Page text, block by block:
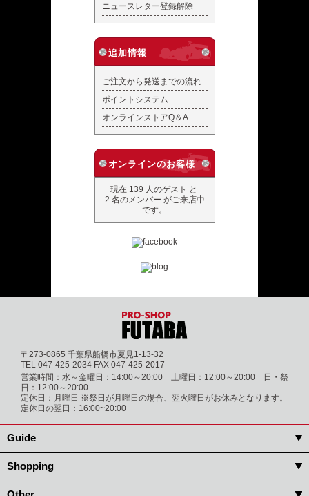
ニュースレター登録解除
追加情報
ご注文から発送までの流れ
ポイントシステム
オンラインストアQ＆A
オンラインのお客様
現在 139 人のゲスト と
2 名のメンバー がご来店中
です。
〒273-0865 千葉県船橋市夏見1-13-32
TEL 047-425-2034 FAX 047-425-2017
営業時間：水～金曜日：14:00～20:00 土曜日：12:00～20:00 日・祭
日：12:00～20:00
定休日：月曜日 ※祭日が月曜日の場合、翌火曜日がお休みとなります。
定休日の翌日：16:00~20:00
Guide
Shopping